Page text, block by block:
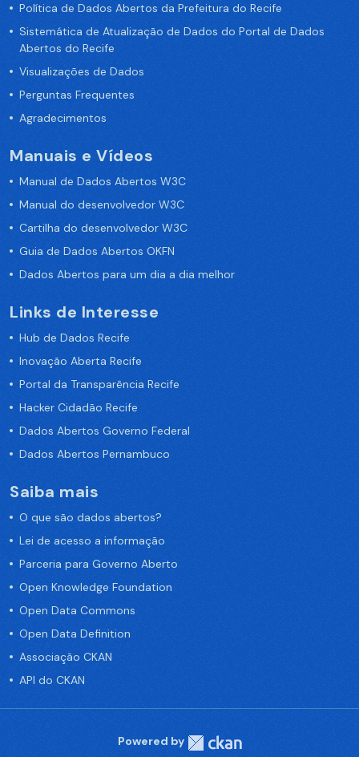
Política de Dados Abertos da Prefeitura do Recife
Sistemática de Atualização de Dados do Portal de Dados
Abertos do Recife
Visualizações de Dados
Perguntas Frequentes
Agradecimentos
Manuais e Vídeos
Manual de Dados Abertos W3C
Manual do desenvolvedor W3C
Cartilha do desenvolvedor W3C
Guia de Dados Abertos OKFN
Dados Abertos para um dia a dia melhor
Links de Interesse
Hub de Dados Recife
Inovação Aberta Recife
Portal da Transparência Recife
Hacker Cidadão Recife
Dados Abertos Governo Federal
Dados Abertos Pernambuco
Saiba mais
O que são dados abertos?
Lei de acesso a informação
Parceria para Governo Aberto
Open Knowledge Foundation
Open Data Commons
Open Data Definition
Associação CKAN
API do CKAN
Powered by